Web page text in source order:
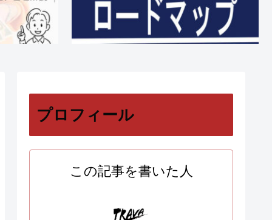
プロフィール
この記事を書いた人